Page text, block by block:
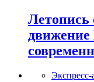
Летопись
Экспресс-